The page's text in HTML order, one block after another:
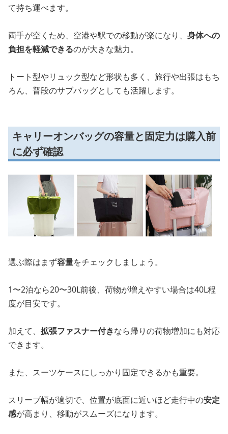
て持ち運べます。
両手が空くため、空港や駅での移動が楽になり、 身体への
負担を軽減できるのが大きな魅力。
トート型やリュック型など形状も多く、旅行や出張はもち
ろん、普段のサブバッグとしても活躍します。
キャリーオンバッグの容量と固定力は購入前
に必ず確認
選ぶ際はまず容量をチェックしましょう。
1〜2泊なら20〜30L前後、荷物が増えやすい場合は40L程
度が目安です。
加えて、 拡張ファスナー付きなら帰りの荷物増加にも対応
できます。
また、スーツケースにしっかり固定できるかも重要。
スリーブ幅が適切で、位置が底面に近いほど走行中の安定
感が高まり、移動がスムーズになります。